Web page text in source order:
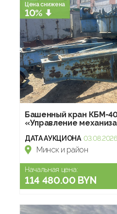
Цена снижена
10%
Башенный кран КБМ-
«Управление
ДАТА АУКЦИОНА 03.08.2026
Минск и район
Начальная цена:
114 480.00 BYN